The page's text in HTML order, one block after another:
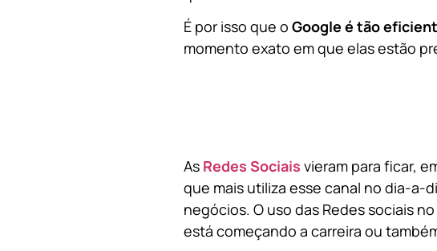
É por isso que o Google é tão
momento exato em que elas estão
As Redes Sociais vieram para ficar,
que mais utiliza esse canal no dia-a-
negócios. O uso das Redes sociais
está começando a carreira ou